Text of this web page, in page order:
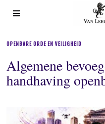
OPENBARE ORDE EN VEILIGHEID
Algemene
handhaving